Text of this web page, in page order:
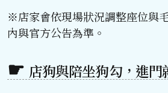
※店家會依現場狀況調整座位與
內與官方公告為準。
店狗與陪坐狗勾，進門